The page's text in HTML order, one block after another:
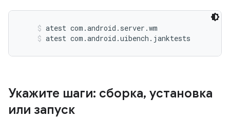
atest com.android.server.wm
atest com.android.uibench.janktests
Укажите шаги: сборка, установка
или запуск